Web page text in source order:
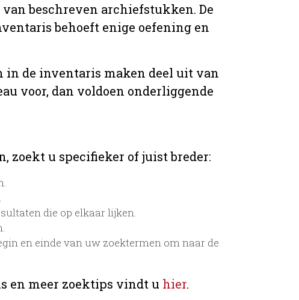
beschreven archiefstukken. De
behoeft enige oefening en
in de inventaris maken deel uit van
voor, dan voldoen onderliggende
zoekt u specifieker of juist breder:
die op elkaar lijken.
en einde van uw zoektermen om naar de
en meer zoektips vindt u hier.